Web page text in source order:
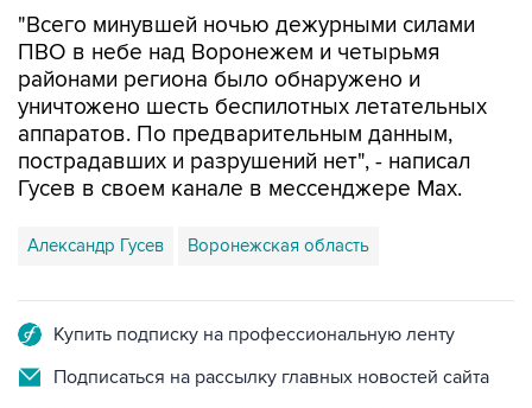
районами региона было обнаружено и
уничтожено шесть беспилотных летательных
аппаратов. По предварительным данным,
пострадавших и разрушений нет", - написал
Гусев в своем канале в мессенджере Max.
Александр Гусев Воронежская область
Подписаться на рассылку главных новостей сайта
Получать оперативные новости в официальном